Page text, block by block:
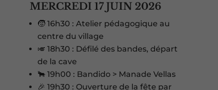
MERCREDI 17 JUIN 2026
🧒 16h30 : Atelier pédagogique au
centre du village
🎺 18h30 : Défilé des bandes, départ
de la cave
🐂 19h00 : Bandido > Manade Vellas
🎉 19h30 : Ouverture de la fête par